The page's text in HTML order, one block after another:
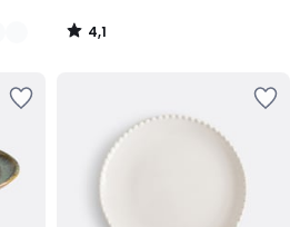
4,1
/